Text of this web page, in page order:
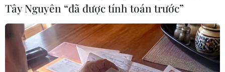
Tây Nguyên “đã được tính toán trước”